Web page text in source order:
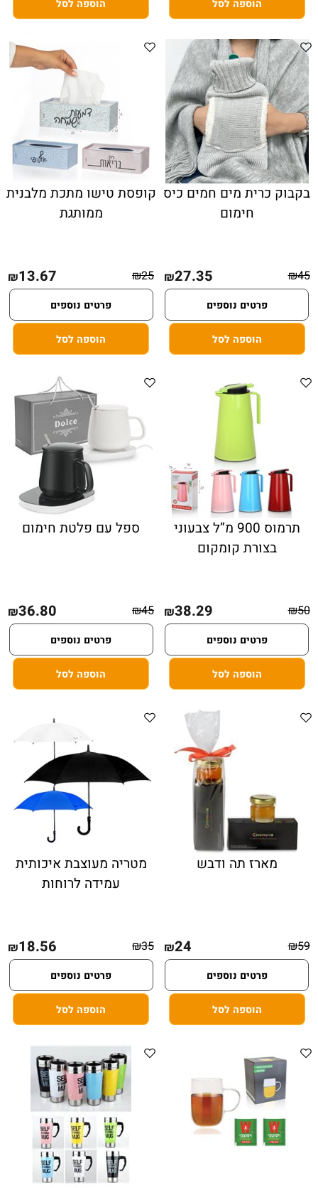
הוספה לסל הוספה לסל
בקבוק כרית מים חמים כיס
חימום
₪45
₪27.35
פרטים נוספים
הוספה לסל
קופסת טישו מתכת מלבנית
ממותגת
₪25
₪13.67
פרטים נוספים
הוספה לסל
תרמוס 900 מ”ל צבעוני
בצורת קומקום
₪50
₪38.29
פרטים נוספים
הוספה לסל
ספל עם פלטת חימום
₪45
₪36.80
פרטים נוספים
הוספה לסל
מארז תה ודבש
₪59
₪24
פרטים נוספים
הוספה לסל
מטריה מעוצבת איכותית
עמידה לרוחות
₪35
₪18.56
פרטים נוספים
הוספה לסל